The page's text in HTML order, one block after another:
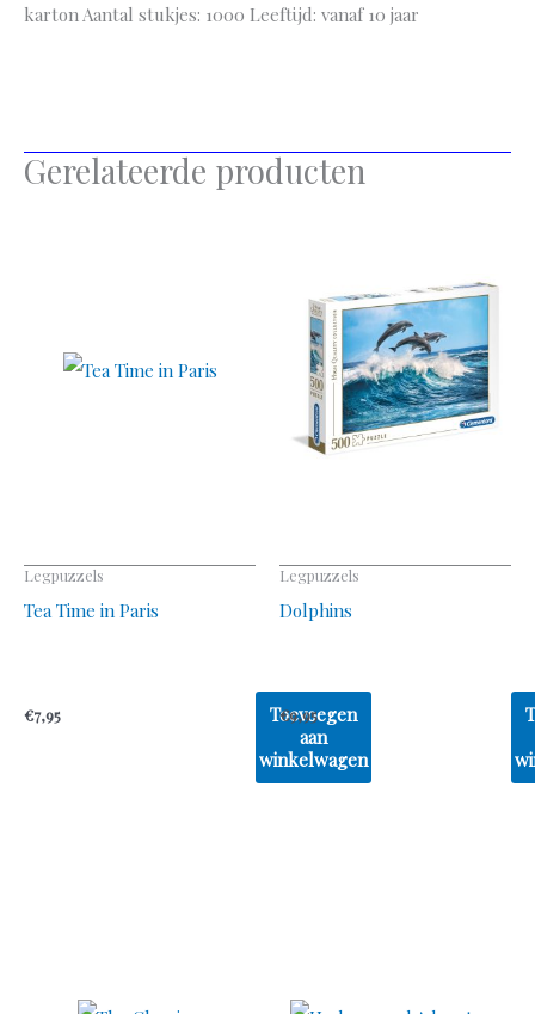
karton Aantal stukjes: 1000 Leeftijd: vanaf 10 jaar
Gerelateerde producten
Legpuzzels
Tea Time in Paris
€7,95
Toevoegen
aan
winkelwagen
Legpuzzels
Dolphins
€9,95